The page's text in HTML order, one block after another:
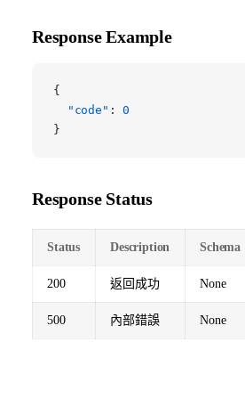
Response Example
{
  "code"
: 0
}
Response Status
Status Description Schema
200 返回成功 None
500 內部錯誤 None